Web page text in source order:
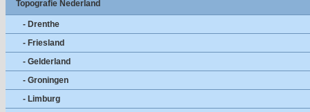
Topografie Nederland
- Drenthe
- Friesland
- Gelderland
- Groningen
- Limburg